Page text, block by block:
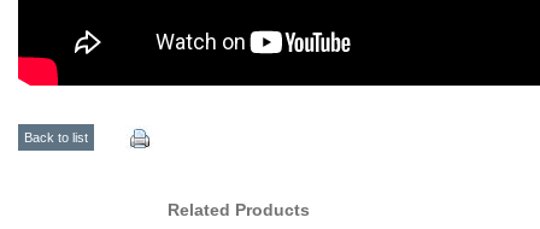
Back to list
Related Products